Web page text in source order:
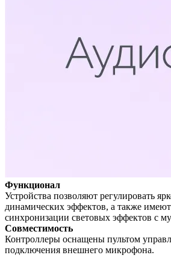
Функционал
Устройства позволяют регулировать
динамических эффектов, а также
синхронизации световых эффектов с
Совместимость
Контроллеры оснащены пультом
подключения внешнего микрофона.